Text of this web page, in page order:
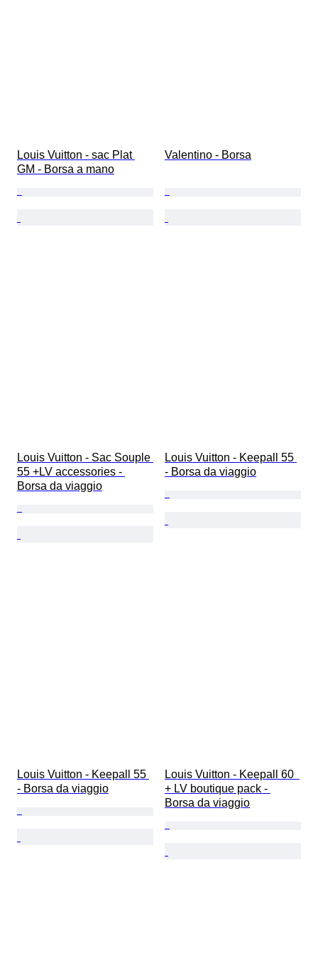
Louis Vuitton - sac Plat
GM - Borsa a mano
Valentino - Borsa
Louis Vuitton - Sac Souple
55 +LV accessories -
Borsa da viaggio
Louis Vuitton - Keepall 55
- Borsa da viaggio
Louis Vuitton - Keepall 55
- Borsa da viaggio
Louis Vuitton - Keepall 60
+ LV boutique pack -
Borsa da viaggio